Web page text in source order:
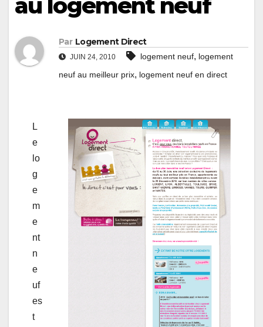
au logement neuf
Par Logement Direct
JUIN 24, 2010 logement neuf, logement
neuf au meilleur prix, logement neuf en direct
L
e
lo
g
e
m
e
nt
n
e
uf
es
t